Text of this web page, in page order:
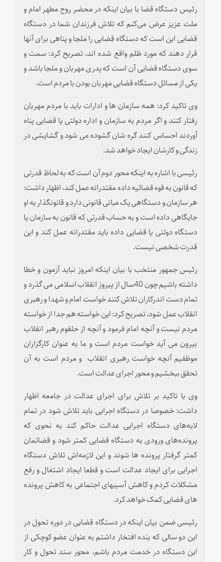
رئیس دستگاه قضا با بیان اینکه در محضر روح مطهر امام و
ملت عزیز عرض می‌کنم که تلاش فرزندان شما در دستگاه
قضایی این است که دستگاه قضایی را ملجا و پناهی برای آنها
قرار دهند که مورد ظلم واقع شده اند،‌ تصریح کرد: سمت و
سوی دستگاه قضایی آن است که پدری مهربان و ملجا باشد و
یکی از مسائل دستگاه قضایی مهربان بودن با مردم است.
وی تاکید کرد: همه سازمان ها و ادارات باید با مردم مهربان
رفتار کنند و اگر مردم به سازمان و اداره دولتی یا قضایی پناه
آوردند احساس کنند گره شان گشوده می شود و گشایشی در
زندگی و کارشان ایجاد خواهد شد.
رئیسی با اشاره به اینکه محور دوم آن است که به لحاظ قدرتی
که قانون به قوه قضائیه داده مقتدرانه عمل کند، اظهار داشت:‌
هر سازمان و دستگاهی یک مبانی قانونی دارد و قانونگذار به او
جایگاهی داده است و به حساب قدرتی که قانون به سازمان یا
دستگاه دولتی یا قضایی داده باید مقتدرانه عمل کند و این
قدرت شخصی نیست.
رئیس جمهور منتخب با بیان اینکه امروز نباید آزمون و خطا
داشته باشیم چون 40سال از پیروز انقلاب اسلامی می گذرد و
تمام دست اندرکاران تلاش کنند خواست امام و شهدا و رهبری
انقلاب عمل شود،‌ تصریح کرد: این خواسته هم جدا از خواسته
مردم نیست و آنچه امام فرمود و آنچه از حلقوم رهبر انقلاب
بیرون می آید خواست مردم است و ما به عنوان کارگزاران
موظفیم آنچه خواست رهبری انقلاب و مردم است به آن
تحقق ببخشیم و محور اجرای عدالت است.
وی با تاکید بر تلاش برای اجرای عدالت در جامعه اظهار
داشت: خصوصا در دستگاه اجرایی باید تلاش شود در تمام
لایه‌های دستگاه اجرایی عدالت حاکم کند به نحوی که
پرونده‌های ورودی به دستگاه قضایی کمتر شود و قضاتمان
کمتر گرفتار پرونده ها شوند و این لازمه‌اش تلاش دستگاه
اجرایی برای ایجاد عدالت است و قطعا ایجاد اشتغال و رفع
مشکلات کردم و کاهش آسیبهای اجتماعی به کاهش پرونده
های قضایی کمک خواهد کرد.
رئیسی ضمن بیان اینکه در دستگاه قضایی در دوره تحول در
این دو سالی که بنده افتخار داشتم به عنوان عضو کوچکی از
این دستگاه در خدمت مردم باشم، محور سند تحول و کار